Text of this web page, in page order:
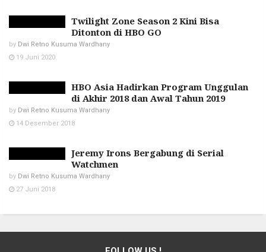
Twilight Zone Season 2 Kini Bisa
Ditonton di HBO GO
by Dwi Retno Kusuma Wardhany
19 Juni 2020
HBO Asia Hadirkan Program Unggulan
di Akhir 2018 dan Awal Tahun 2019
by Dwi Retno Kusuma Wardhany
14 Desember 2018
Jeremy Irons Bergabung di Serial
Watchmen
by Dwi Retno Kusuma Wardhany
27 Juni 2018